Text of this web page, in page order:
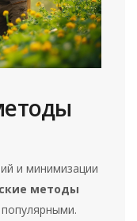
и минимизации
методы